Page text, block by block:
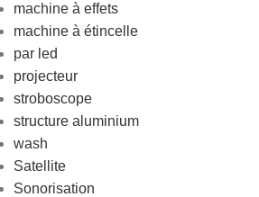
machine à effets
machine à étincelle
par led
projecteur
stroboscope
structure aluminium
wash
Satellite
Sonorisation